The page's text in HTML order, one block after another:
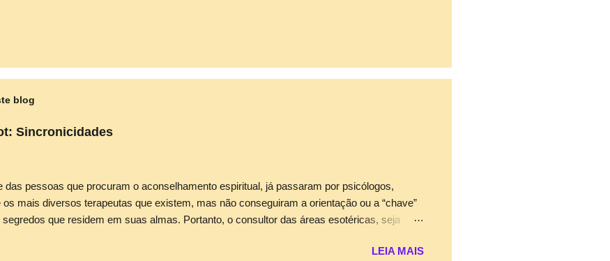
blog
Sincronicidades
das pessoas que procuram o aconselhamento espiritual, já passaram por psicólogos,
os mais diversos terapeutas que existem, mas não conseguiram a orientação ou a “chave”
segredos que residem em suas almas. Portanto, o consultor das áreas esotéricas, seja
ao mundo espiritual em seu atendimento. A cartomancia nem sempre é suficiente para
LEIA MAIS